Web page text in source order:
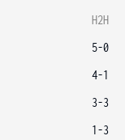
H2H
5-0
4-1
3-3
1-3